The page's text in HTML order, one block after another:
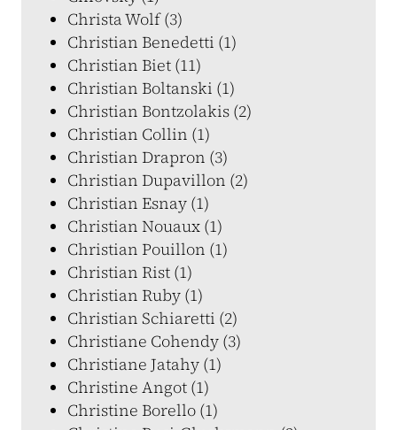
Christa Wolf (3)
Christian Benedetti (1)
Christian Biet (11)
Christian Boltanski (1)
Christian Bontzolakis (2)
Christian Collin (1)
Christian Drapron (3)
Christian Dupavillon (2)
Christian Esnay (1)
Christian Nouaux (1)
Christian Pouillon (1)
Christian Rist (1)
Christian Ruby (1)
Christian Schiaretti (2)
Christiane Cohendy (3)
Christiane Jatahy (1)
Christine Angot (1)
Christine Borello (1)